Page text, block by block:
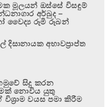
මූලයන් ඔස්සේ විසඳුම්
අර්බුද –
වෛද්‍ය රූමි රූබන්
දිසානායක අභාවප්‍රාප්ත
සිදු කරන
නොවිය යුතු
වයස පමා කිරීම